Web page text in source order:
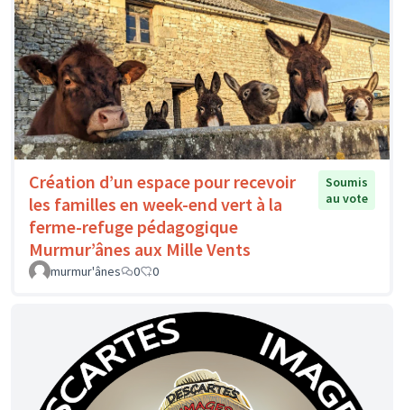
Création d’un espace pour recevoir
les familles en week-end vert à la
ferme-refuge pédagogique
Murmur’ânes aux Mille Vents
Soumis
au vote
murmur'ânes 0 0